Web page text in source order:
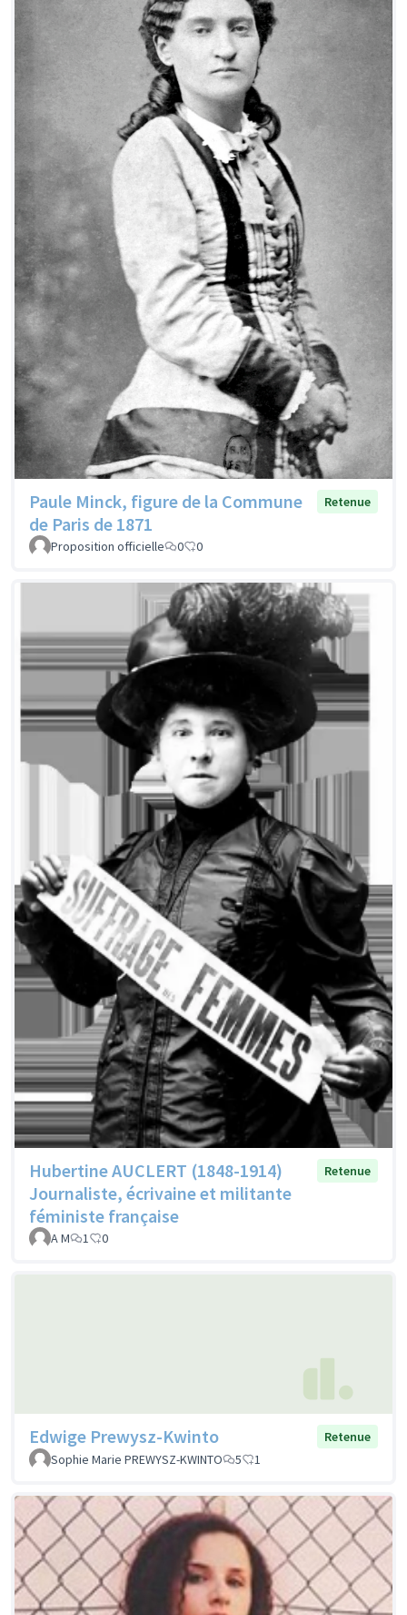
Paule Minck, figure de la Commune
de Paris de 1871
Retenue
Proposition officielle 0 0
Hubertine AUCLERT (1848-1914)
Journaliste, écrivaine et militante
féministe française
Retenue
A M 1 0
Edwige Prewysz-Kwinto
Retenue
Sophie Marie PREWYSZ-KWINTO
5 1